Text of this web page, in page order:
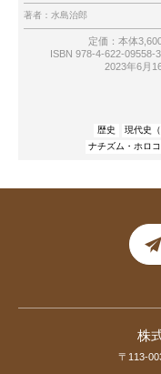
著者： 水島治郎
定価：本体
ISBN 978-4-622-09558-
2023年6月
歴史
現代史（
ナチズム・ホロ
株
〒113-